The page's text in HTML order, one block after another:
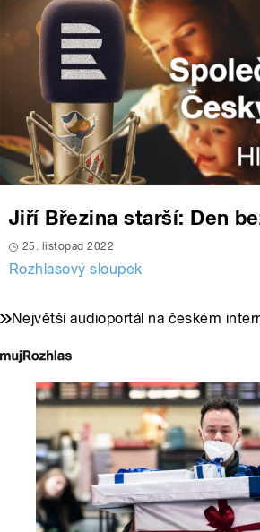
Jiří Březina starší: Den
25. listopad 2022
Rozhlasový sloupek
Největší audioportál na českém